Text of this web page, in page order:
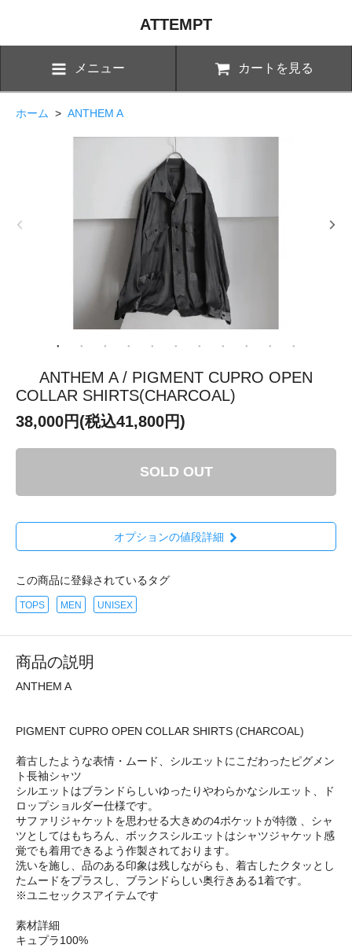
ATTEMPT
メニュー カートを見る
ホーム > ANTHEM A
ANTHEM A / PIGMENT CUPRO OPEN
COLLAR SHIRTS(CHARCOAL)
38,000円(税込41,800円)
SOLD OUT
オプションの値段詳細
この商品に登録されているタグ
TOPS MEN UNISEX
商品の説明
ANTHEM A
PIGMENT CUPRO OPEN COLLAR SHIRTS (CHARCOAL)
着古したような表情・ムード、シルエットにこだわったピグメン
ト長袖シャツ
シルエットはブランドらしいゆったりやわらかなシルエット、ド
ロップショルダー仕様です。
サファリジャケットを思わせる大きめの4ポケットが特徴 、シャ
ツとしてはもちろん、ボックスシルエットはシャツジャケット感
覚でも着用できるよう作製されております。
洗いを施し、品のある印象は残しながらも、着古したクタッとし
たムードをプラスし、ブランドらしい奥行きある1着です。
※ユニセックスアイテムです
素材詳細
キュプラ100%